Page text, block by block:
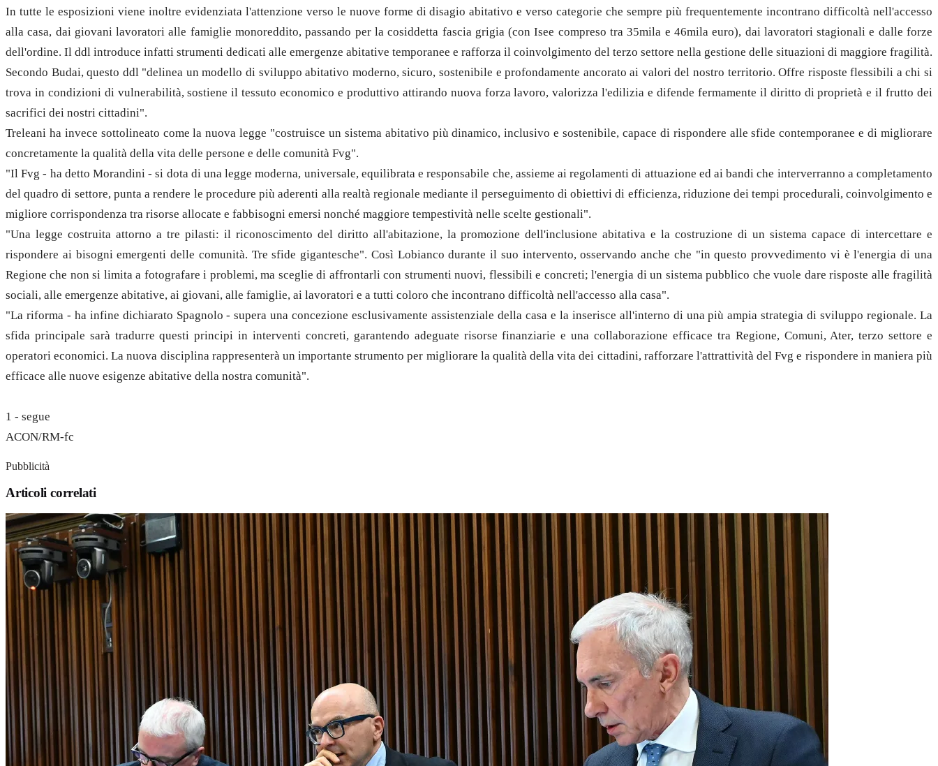
In tutte le esposizioni viene inoltre evidenziata l'attenzione verso le nuove forme di disagio abitativo e verso categorie che sempre più frequentemente incontrano difficoltà nell'accesso
alla casa, dai giovani lavoratori alle famiglie monoreddito, passando per la cosiddetta fascia grigia (con Isee compreso tra 35mila e 46mila euro), dai lavoratori stagionali e dalle forze
dell'ordine. Il ddl introduce infatti strumenti dedicati alle emergenze abitative temporanee e rafforza il coinvolgimento del terzo settore nella gestione delle situazioni di maggiore fragilità.
Secondo Budai, questo ddl "delinea un modello di sviluppo abitativo moderno, sicuro, sostenibile e profondamente ancorato ai valori del nostro territorio. Offre risposte flessibili a chi si
trova in condizioni di vulnerabilità, sostiene il tessuto economico e produttivo attirando nuova forza lavoro, valorizza l'edilizia e difende fermamente il diritto di proprietà e il frutto dei
sacrifici dei nostri cittadini".
Treleani ha invece sottolineato come la nuova legge "costruisce un sistema abitativo più dinamico, inclusivo e sostenibile, capace di rispondere alle sfide contemporanee e di migliorare
concretamente la qualità della vita delle persone e delle comunità Fvg".
"Il Fvg - ha detto Morandini - si dota di una legge moderna, universale, equilibrata e responsabile che, assieme ai regolamenti di attuazione ed ai bandi che interverranno a completamento
del quadro di settore, punta a rendere le procedure più aderenti alla realtà regionale mediante il perseguimento di obiettivi di efficienza, riduzione dei tempi procedurali, coinvolgimento e
migliore corrispondenza tra risorse allocate e fabbisogni emersi nonché maggiore tempestività nelle scelte gestionali".
"Una legge costruita attorno a tre pilasti: il riconoscimento del diritto all'abitazione, la promozione dell'inclusione abitativa e la costruzione di un sistema capace di intercettare e
rispondere ai bisogni emergenti delle comunità. Tre sfide gigantesche". Così Lobianco durante il suo intervento, osservando anche che "in questo provvedimento vi è l'energia di una
Regione che non si limita a fotografare i problemi, ma sceglie di affrontarli con strumenti nuovi, flessibili e concreti; l'energia di un sistema pubblico che vuole dare risposte alle fragilità
sociali, alle emergenze abitative, ai giovani, alle famiglie, ai lavoratori e a tutti coloro che incontrano difficoltà nell'accesso alla casa".
"La riforma - ha infine dichiarato Spagnolo - supera una concezione esclusivamente assistenziale della casa e la inserisce all'interno di una più ampia strategia di sviluppo regionale. La
sfida principale sarà tradurre questi principi in interventi concreti, garantendo adeguate risorse finanziarie e una collaborazione efficace tra Regione, Comuni, Ater, terzo settore e
operatori economici. La nuova disciplina rappresenterà un importante strumento per migliorare la qualità della vita dei cittadini, rafforzare l'attrattività del Fvg e rispondere in maniera più
efficace alle nuove esigenze abitative della nostra comunità".
1 - segue
ACON/RM-fc
Pubblicità
Articoli correlati